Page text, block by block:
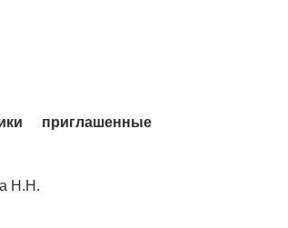
приглашенные
Н.Н.